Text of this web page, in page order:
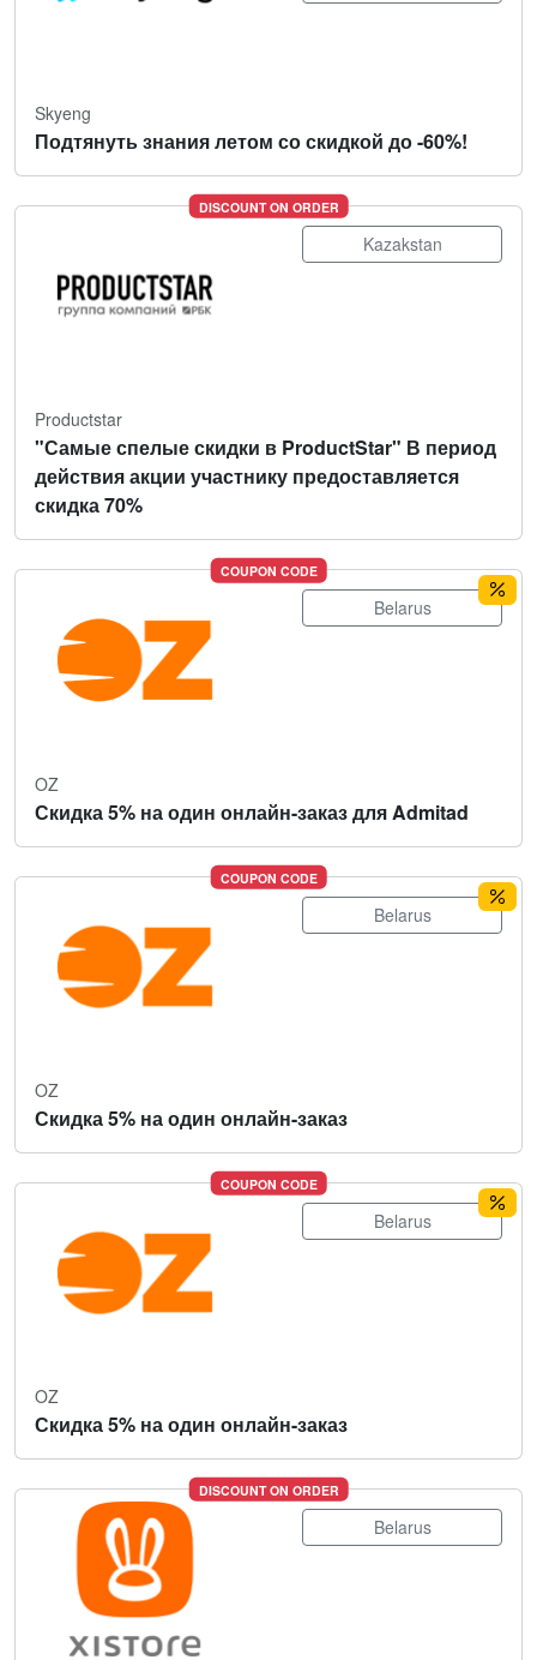
Skyeng
Подтянуть знания летом со скидкой до -60%!
DISCOUNT ON ORDER
Kazakstan
Productstar
"Самые спелые скидки в ProductStar" В период
действия акции участнику предоставляется
скидка 70%
COUPON CODE
Belarus
OZ
Скидка 5% на один онлайн-заказ для Admitad
COUPON CODE
Belarus
OZ
Скидка 5% на один онлайн-заказ
COUPON CODE
Belarus
OZ
Скидка 5% на один онлайн-заказ
DISCOUNT ON ORDER
Belarus